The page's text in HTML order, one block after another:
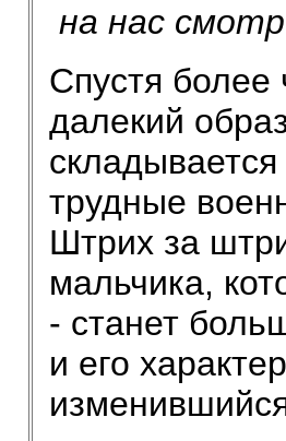
на нас
Спустя более
далекий
трудные
Штрих за
мальчика,
- станет
и его